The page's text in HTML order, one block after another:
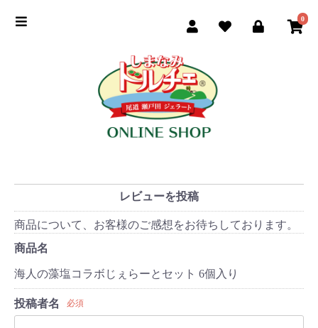
0
季節のおすすめ
商品一覧
ご利用ガイド
よくある質問
レビューを投稿
商品について、お客様のご感想をお待ちしております。
商品名
海人の藻塩コラボじぇらーとセット 6個入り
投稿者名 必須